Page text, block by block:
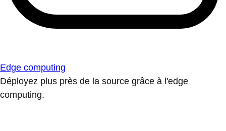
Edge computing
Déployez plus près de la source grâce à l'edge
computing.